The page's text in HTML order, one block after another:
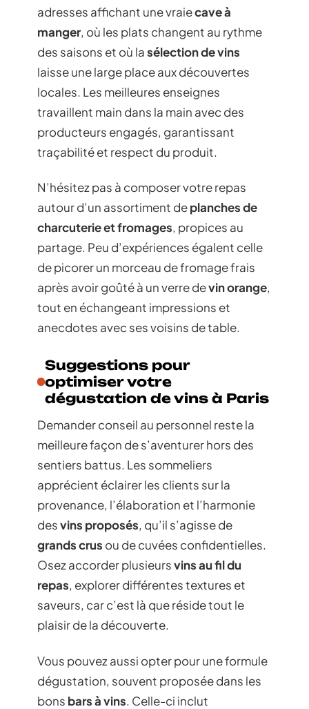
adresses affichant une vraiecave à
manger, où les plats changent au rythme
des saisons et où lasélection de vins
laisse une large place aux découvertes
locales. Les meilleures enseignes
travaillent main dans la main avec des
producteurs engagés, garantissant
traçabilité et respect du produit.
N’hésitez pas à composer votre repas
autour d’un assortiment deplanches de
charcuterie et fromages, propices au
partage. Peu d’expériences égalent celle
de picorer un morceau de fromage frais
après avoir goûté à un verre devin orange,
tout en échangeant impressions et
anecdotes avec ses voisins de table.
Suggestions pour
optimiser votre
dégustation de vins à Paris
Demander conseil au personnel reste la
meilleure façon de s’aventurer hors des
sentiers battus. Les sommeliers
apprécient éclairer les clients sur la
provenance, l’élaboration et l’harmonie
desvins proposés, qu’il s’agisse de
grands crus ou de cuvées confidentielles.
Osez accorder plusieursvins au fil du
repas, explorer différentes textures et
saveurs, car c’est là que réside tout le
plaisir de la découverte.
Vous pouvez aussi opter pour une formule
dégustation, souvent proposée dans les
bons bars à vins. Celle-ci inclut